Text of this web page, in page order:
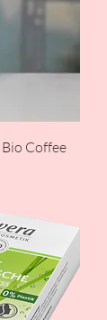
Coffee